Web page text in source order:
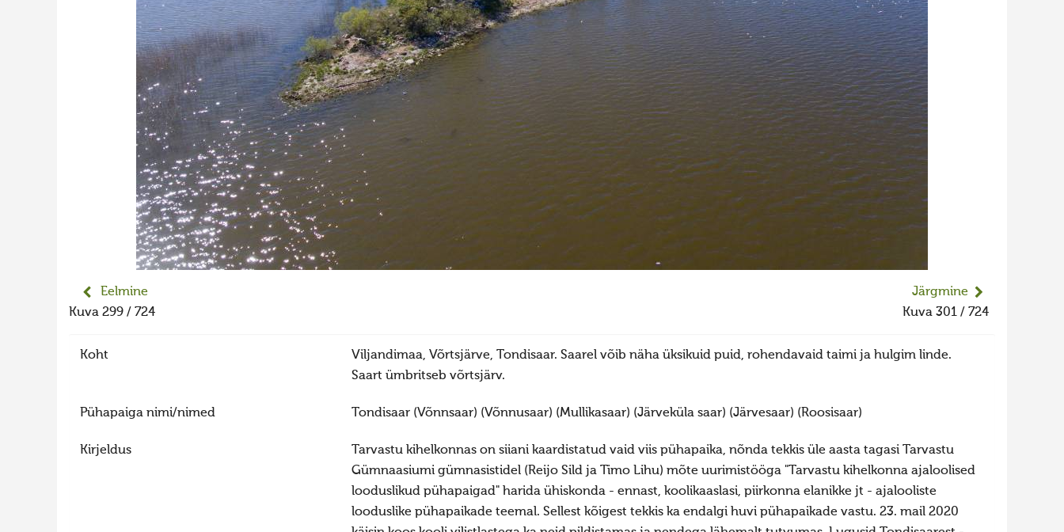
Eelmine
Kuva 299 / 724
Järgmine
Kuva 301 / 724
Koht
Viljandimaa, Võrtsjärve, Tondisaar. Saarel võib näha üksikuid puid, rohendavaid taimi ja hulgim linde.
Saart ümbritseb võrtsjärv.
Pühapaiga nimi/nimed Tondisaar (Võnnsaar) (Võnnusaar) (Mullikasaar) (Järveküla saar) (Järvesaar) (Roosisaar)
Kirjeldus
Tarvastu kihelkonnas on siiani kaardistatud vaid viis pühapaika, nõnda tekkis üle aasta tagasi Tarvastu
Gümnaasiumi gümnasistidel (Reijo Sild ja Timo Lihu) mõte uurimistööga "Tarvastu kihelkonna ajaloolised
looduslikud pühapaigad" harida ühiskonda - ennast, koolikaaslasi, piirkonna elanikke jt - ajalooliste
looduslike pühapaikade teemal. Sellest kõigest tekkis ka endalgi huvi pühapaikade vastu. 23. mail 2020